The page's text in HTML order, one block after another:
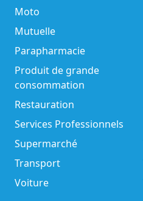
Moto
Mutuelle
Parapharmacie
Produit de grande
consommation
Restauration
Services Professionnels
Supermarché
Transport
Voiture